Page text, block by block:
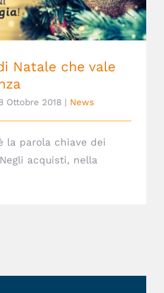
Natale che vale
Ottobre 2018 | News
la parola chiave dei
acquisti, nella